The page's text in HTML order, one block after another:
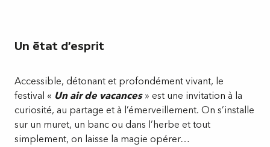
Un état d'esprit
Accessible, détonant et profondément vivant, le
festival « Un air de vacances» est une invitation à la
curiosité, au partage et à l’émerveillement. On s’installe
sur un muret, un banc ou dans l’herbe et tout
simplement, on laisse la magie opérer…